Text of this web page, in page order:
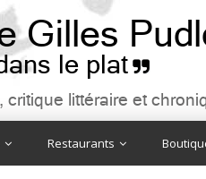
Gilles
le plat 
critique littéraire et
Restaurants